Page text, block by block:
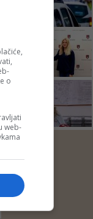
o
web-